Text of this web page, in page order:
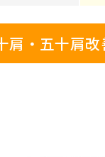
肩・五十肩